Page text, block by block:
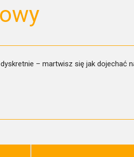
– martwisz się jak dojechać